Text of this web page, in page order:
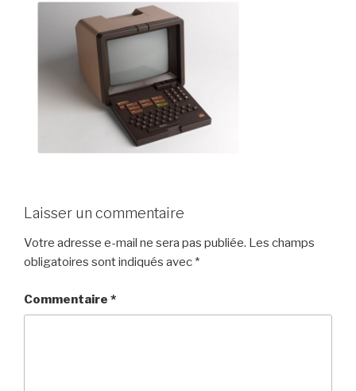
Laisser un commentaire
Votre adresse e-mail ne sera pas publiée. Les champs
obligatoires sont indiqués avec *
Commentaire *